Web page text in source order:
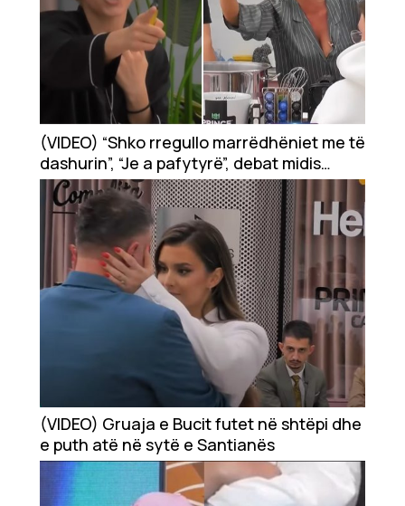
(VIDEO) “Shko rregullo marrëdhëniet me të
dashurin”, “Je a pafytyrë”, debat midis
Shqipes dhe Santianës
(VIDEO) Gruaja e Bucit futet në shtëpi dhe
e puth atë në sytë e Santianës